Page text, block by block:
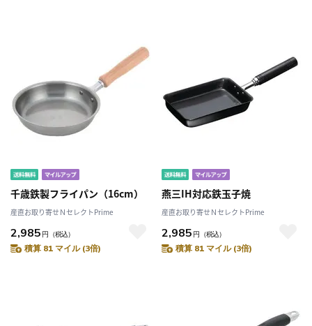
千歳鉄製フライパン（16cm）
産直お取り寄せＮセレクトPrime
2,985 円 （税込）
積算 81 マイル (3倍)
燕三IH対応鉄玉子焼
産直お取り寄せＮセレクトPrime
2,985 円 （税込）
積算 81 マイル (3倍)